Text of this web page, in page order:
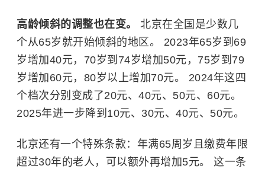
高龄倾斜的调整也在变。 北京在全国是少数几
个从65岁就开始倾斜的地区。 2023年65岁到69
岁增加40元，70岁到74岁增加50元，75岁到79
岁增加60元，80岁以上增加70元。 2024年这四
个档次分别变成了20元、40元、50元、60元。
2025年进一步降到10元、30元、40元、50元。
北京还有一个特殊条款：年满65周岁且缴费年限
超过30年的老人，可以额外再增加5元。 这一条